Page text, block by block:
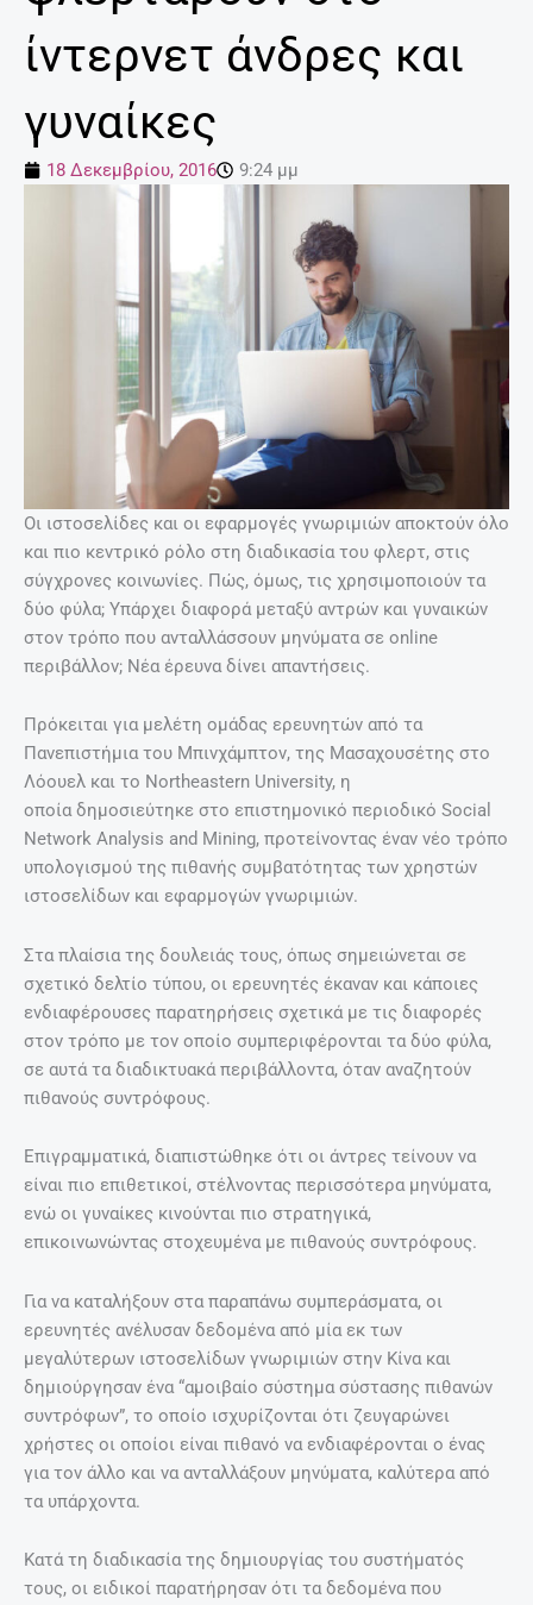
ίντερνετ άνδρες και
γυναίκες
18 Δεκεμβρίου, 2016 9:24 μμ
Οι ιστοσελίδες και οι εφαρμογές γνωριμιών αποκτούν όλο
και πιο κεντρικό ρόλο στη διαδικασία του φλερτ, στις
σύγχρονες κοινωνίες. Πώς, όμως, τις χρησιμοποιούν τα
δύο φύλα; Υπάρχει διαφορά μεταξύ αντρών και γυναικών
στον τρόπο που ανταλλάσσουν μηνύματα σε online
περιβάλλον; Νέα έρευνα δίνει απαντήσεις.
Πρόκειται για μελέτη ομάδας ερευνητών από τα
Πανεπιστήμια του Μπινχάμπτον, της Μασαχουσέτης στο
Λόουελ και το Northeastern University, η
οποία δημοσιεύτηκε στο επιστημονικό περιοδικό Social
Network Analysis and Mining, προτείνοντας έναν νέο τρόπο
υπολογισμού της πιθανής συμβατότητας των χρηστών
ιστοσελίδων και εφαρμογών γνωριμιών.
Στα πλαίσια της δουλειάς τους, όπως σημειώνεται σε
σχετικό δελτίο τύπου, οι ερευνητές έκαναν και κάποιες
ενδιαφέρουσες παρατηρήσεις σχετικά με τις διαφορές
στον τρόπο με τον οποίο συμπεριφέρονται τα δύο φύλα,
σε αυτά τα διαδικτυακά περιβάλλοντα, όταν αναζητούν
πιθανούς συντρόφους.
Επιγραμματικά, διαπιστώθηκε ότι οι άντρες τείνουν να
είναι πιο επιθετικοί, στέλνοντας περισσότερα μηνύματα,
ενώ οι γυναίκες κινούνται πιο στρατηγικά,
επικοινωνώντας στοχευμένα με πιθανούς συντρόφους.
Για να καταλήξουν στα παραπάνω συμπεράσματα, οι
ερευνητές ανέλυσαν δεδομένα από μία εκ των
μεγαλύτερων ιστοσελίδων γνωριμιών στην Κίνα και
δημιούργησαν ένα “αμοιβαίο σύστημα σύστασης πιθανών
συντρόφων”, το οποίο ισχυρίζονται ότι ζευγαρώνει
χρήστες οι οποίοι είναι πιθανό να ενδιαφέρονται ο ένας
για τον άλλο και να ανταλλάξουν μηνύματα, καλύτερα από
τα υπάρχοντα.
Κατά τη διαδικασία της δημιουργίας του συστήματός
τους, οι ειδικοί παρατήρησαν ότι τα δεδομένα που